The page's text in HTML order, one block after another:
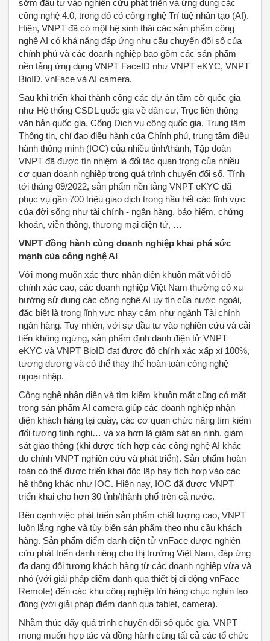
sớm đầu tư vào nghiên cứu phát triển và ứng dụng các
công nghệ 4.0, trong đó có công nghệ Trí tuệ nhân tạo (AI).
Hiện, VNPT đã có một hệ sinh thái các sản phẩm công
nghệ AI có khả năng đáp ứng nhu cầu chuyển đổi số của
chính phủ và các doanh nghiệp bao gồm các sản phẩm
nền tảng ứng dụng VNPT FaceID như VNPT eKYC, VNPT
BioID, vnFace và AI camera.
Sau khi triển khai thành công các dự án tầm cỡ quốc gia
như Hệ thống CSDL quốc gia về dân cư, Trục liên thông
văn bản quốc gia, Cổng Dịch vụ công quốc gia, Trung tâm
Thông tin, chỉ đạo điều hành của Chính phủ, trung tâm điều
hành thông minh (IOC) của nhiều tỉnh/thành, Tập đoàn
VNPT đã được tín nhiệm là đối tác quan trọng của nhiều
cơ quan doanh nghiệp trong quá trình chuyển đổi số. Tính
tới tháng 09/2022, sản phẩm nền tảng VNPT eKYC đã
phục vụ gần 700 triệu giao dịch trong hầu hết các lĩnh vực
của đời sống như tài chính - ngân hàng, bảo hiểm, chứng
khoán, viễn thông, thương mại điện tử, …
VNPT đồng hành cùng doanh nghiệp khai phá sức
mạnh của công nghệ AI
Với mong muốn xác thực nhận diện khuôn mặt với độ
chính xác cao, các doanh nghiệp Việt Nam thường có xu
hướng sử dụng các công nghệ AI uy tín của nước ngoài,
đặc biệt là trong lĩnh vực nhạy cảm như ngành Tài chính
ngân hàng. Tuy nhiên, với sự đầu tư vào nghiên cứu và cải
tiến không ngừng, sản phẩm định danh điện tử VNPT
eKYC và VNPT BioID đạt được độ chính xác xấp xỉ 100%,
tương đương và có thể thay thế hoàn toàn công nghệ
ngoại nhập.
Công nghệ nhận diện và tìm kiếm khuôn mặt cũng có mặt
trong sản phẩm AI camera giúp các doanh nghiệp nhận
diện khách hàng tại quầy, các cơ quan chức năng tìm kiếm
đối tượng tình nghi… và xa hơn là giám sát an ninh, giám
sát giao thông (khi được tích hợp các công nghệ AI khác
do chính VNPT nghiên cứu và phát triển). Sản phẩm hoàn
toàn có thể được triển khai độc lập hay tích hợp vào các
hệ thống khác như IOC. Hiện nay, IOC đã được VNPT
triển khai cho hơn 30 tỉnh/thành phố trên cả nước.
Bên cạnh việc phát triển sản phẩm chất lượng cao, VNPT
luôn lắng nghe và tùy biến sản phẩm theo nhu cầu khách
hàng. Sản phẩm điểm danh điện tử vnFace được nghiên
cứu phát triển dành riêng cho thị trường Việt Nam, đáp ứng
đa dạng đối tượng khách hàng từ các doanh nghiệp vừa và
nhỏ (với giải pháp điểm danh qua thiết bị di động vnFace
Remote) đến các khu công nghiệp tới hàng chục nghìn lao
động (với giải pháp điểm danh qua tablet, camera).
Nhằm thúc đẩy quá trình chuyển đổi số quốc gia, VNPT
mong muốn hợp tác và đồng hành cùng tất cả các tổ chức